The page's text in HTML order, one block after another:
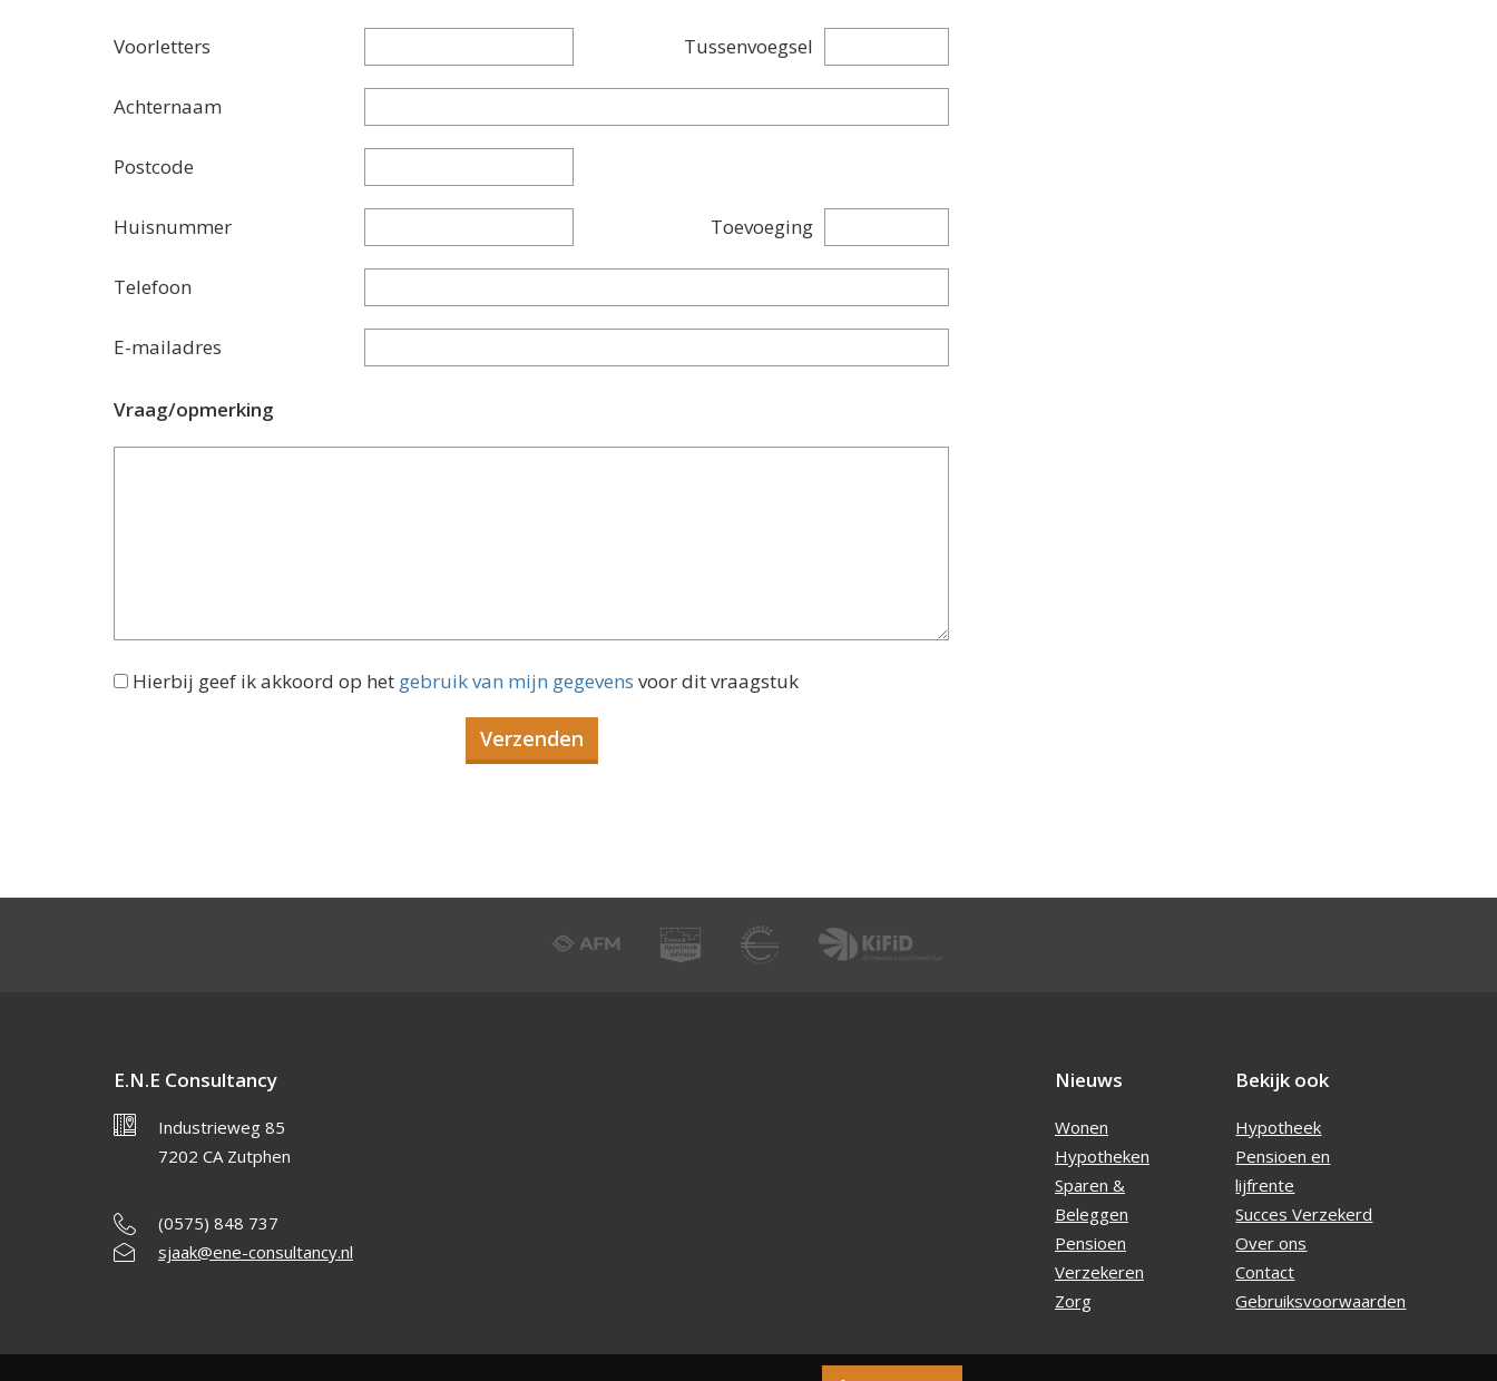
Voorletters Tussenvoegsel
Achternaam
Postcode
Huisnummer Toevoeging
Telefoon
E-mailadres
Vraag/opmerking
Hierbij geef ik akkoord op het gebruik van mijn gegevens voor dit vraagstuk
E.N.E Consultancy
Industrieweg 85
7202 CA Zutphen
(0575) 848 737
sjaak@ene-consultancy.nl
Nieuws
Wonen
Hypotheken
Sparen &
Beleggen
Pensioen
Verzekeren
Zorg
Bekijk ook
Hypotheek
Pensioen en
lijfrente
Succes Verzekerd
Over ons
Contact
Gebruiksvoorwaarden